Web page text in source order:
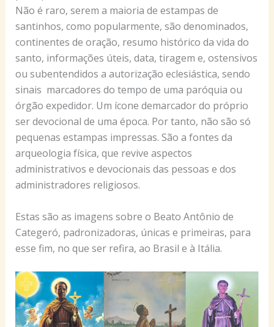
Não é raro, serem a maioria de estampas de
santinhos, como popularmente, são denominados,
continentes de oração, resumo histórico da vida do
santo, informações úteis, data, tiragem e, ostensivos
ou subentendidos a autorização eclesiástica, sendo
sinais marcadores do tempo de uma paróquia ou
órgão expedidor. Um ícone demarcador do próprio
ser devocional de uma época. Por tanto, não são só
pequenas estampas impressas. São a fontes da
arqueologia física, que revive aspectos
administrativos e devocionais das pessoas e dos
administradores religiosos.
Estas são as imagens sobre o Beato Antônio de
Categeró, padronizadoras, únicas e primeiras, para
esse fim, no que ser refira, ao Brasil e à Itália.